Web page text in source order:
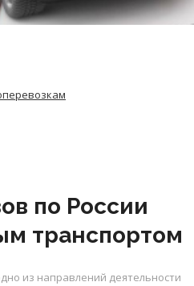
по России
транспортом
из направлений деятельности